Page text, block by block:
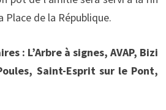
de la République.
: L’Arbre à signes, AVAP, Bizi
Saint-Esprit sur le Pont,